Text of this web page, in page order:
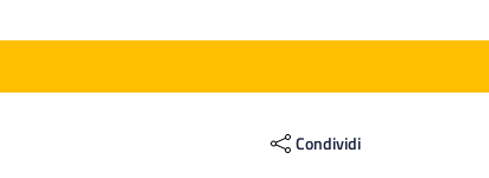
Condividi